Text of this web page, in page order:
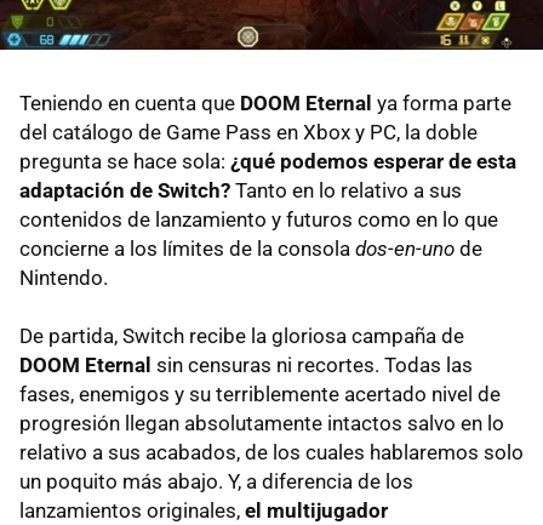
Teniendo en cuenta que DOOM Eternal ya forma parte
del catálogo de Game Pass en Xbox y PC, la doble
pregunta se hace sola: ¿qué podemos esperar de esta
adaptación de Switch? Tanto en lo relativo a sus
contenidos de lanzamiento y futuros como en lo que
concierne a los límites de la consola dos-en-uno de
Nintendo.
De partida, Switch recibe la gloriosa campaña de
DOOM Eternal sin censuras ni recortes. Todas las
fases, enemigos y su terriblemente acertado nivel de
progresión llegan absolutamente intactos salvo en lo
relativo a sus acabados, de los cuales hablaremos solo
un poquito más abajo. Y, a diferencia de los
lanzamientos originales, el multijugador